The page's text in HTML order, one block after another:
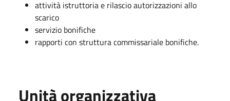
attività istruttoria e rilascio autorizzazioni allo
scarico
servizio bonifiche
rapporti con struttura commissariale bonifiche.
Unità organizzativa